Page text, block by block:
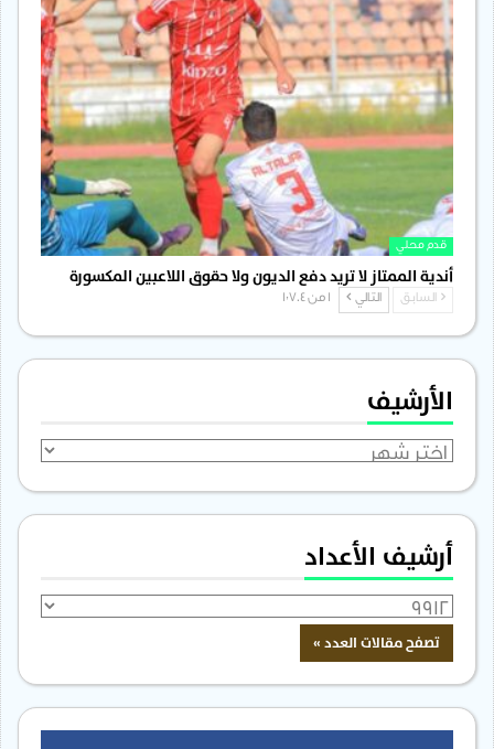
قدم محلي
أندية الممتاز لا تريد دفع الديون ولا حقوق اللاعبين المكسورة
السابق التالي
الأرشيف
الأرشيف
أرشيف الأعداد